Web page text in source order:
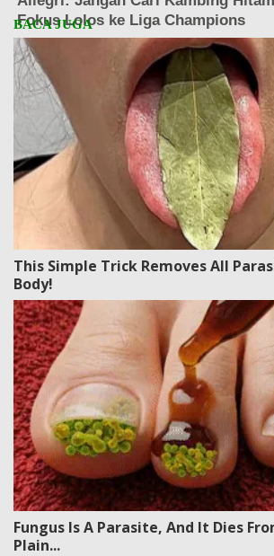
This Simple Trick Removes All
Body!
Fungus Is A Parasite, And It Dies
Plain...